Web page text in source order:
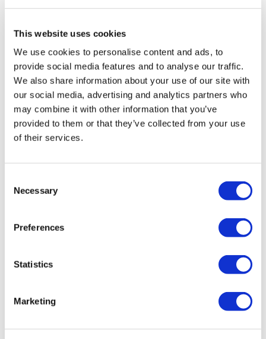
This website uses cookies
We use cookies to personalise content and ads, to
provide social media features and to analyse our traffic.
We also share information about your use of our site with
our social media, advertising and analytics partners who
may combine it with other information that you’ve
provided to them or that they’ve collected from your use
of their services.
Selection
Necessary
Preferences
Statistics
Marketing
Beliebte Reiseziele
Türkei Kliniken
Spain Kliniken
Mexico Kliniken
Poland Kliniken
Thailand Kliniken
Hungary Kliniken
Beliebte Behandlungen in Türkei
Gastric Sleeve Türkei
Nasenkorrektur Türkei
Gynäkomastie Türkei
Zahnkronen Türkei
Zahnmedizin Türkei